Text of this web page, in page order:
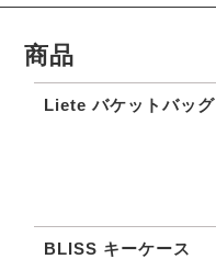
商品
Liete バケットバッグ
BLISS キーケース